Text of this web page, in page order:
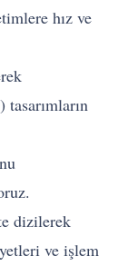
hız ve
dizilerek
ve işlem